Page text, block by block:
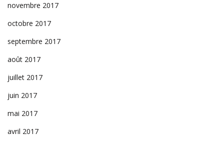
novembre 2017
octobre 2017
septembre 2017
août 2017
juillet 2017
juin 2017
mai 2017
avril 2017